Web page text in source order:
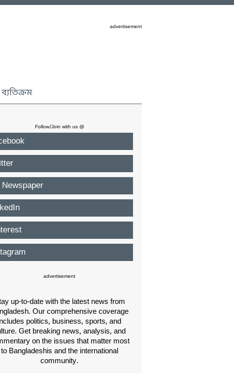
advertisement
ব্যতিক্রম
Follow/Join with us @
Newspaper
advertisement
up-to-date with the latest news from
Our comprehensive coverage
politics, business, sports, and
Get breaking news, analysis, and
on the issues that matter most
to Bangladeshis and the international
community.